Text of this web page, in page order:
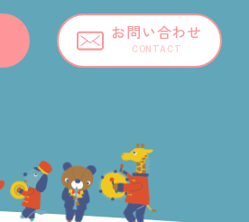
お問い合わせ
CONTACT